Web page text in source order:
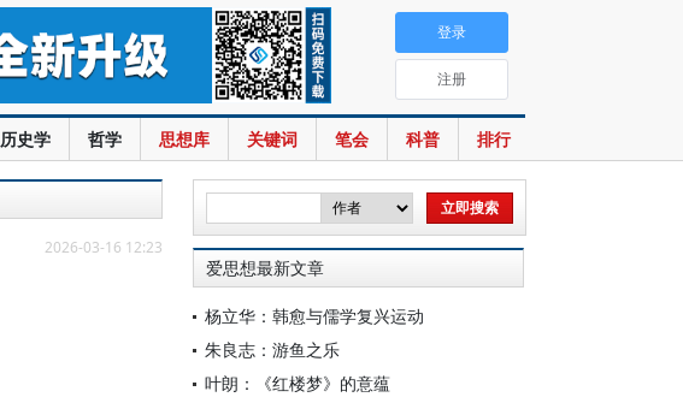
历史学 哲学 思想库 关键词 笔会 科普 排行
登录
注册
2026-03-16 12:23
爱思想最新文章
杨立华：韩愈与儒学复兴运动
朱良志：游鱼之乐
叶朗：《红楼梦》的意蕴